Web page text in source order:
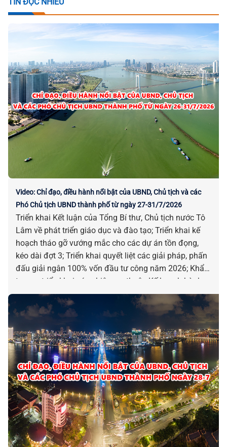
Video: Chỉ đạo, điều hành nổi bật của UBND, Chủ tịch và các
Phó Chủ tịch UBND thành phố từ ngày 27-31/7/2026
Triển khai Kết luận của Tổng Bí thư, Chủ tịch nước Tô
Lâm về phát triển giáo dục và đào tạo; Triển khai kế
hoạch tháo gỡ vướng mắc cho các dự án tồn đọng,
kéo dài đợt 3; Triển khai quyết liệt các giải pháp, phấn
đấu giải ngân 100% vốn đầu tư công năm 2026; Khẩn
trương triển khai các nhiệm vụ thuộc Kế hoạch hành
động 100 ngày xử lý điểm nghẽn về chuyển đổi số;
Chấp thuận chủ trương đầu tư để điều chỉnh dự án
xây dựng nhà ga hành khách quốc tế sân bay Đà
Nẵng; Tăng cường hỗ trợ ngư dân trong thực hiện các
TTHC liên quan đến tàu cá và khai thác thủy sản; Triển
khai Chiến dịch 100 ngày tạo lập, cập nhật Sổ sức
khỏe điện tử trên ứng dụng VNeID thông qua liên
thông dữ liệu khám sức khỏe và khám bệnh, chữa
bệnh... là những chỉ đạo, điều hành nổi bật của UBND,
Chủ tịch và các Phó Chủ tịch UBND thành phố từ ngày
27-31/7/2026.